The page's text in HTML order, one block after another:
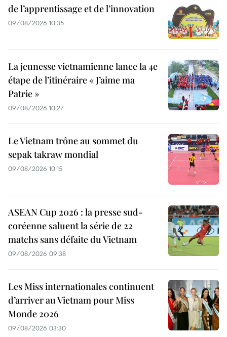
de l’apprentissage et de l’innovation
09/08/2026 10:35
La jeunesse vietnamienne lance la 4e
étape de l’itinéraire « J’aime ma
Patrie »
09/08/2026 10:27
Le Vietnam trône au sommet du
sepak takraw mondial
09/08/2026 10:15
ASEAN Cup 2026 : la presse sud-
coréenne saluent la série de 22
matchs sans défaite du Vietnam
09/08/2026 09:38
Les Miss internationales continuent
d’arriver au Vietnam pour Miss
Monde 2026
09/08/2026 03:30